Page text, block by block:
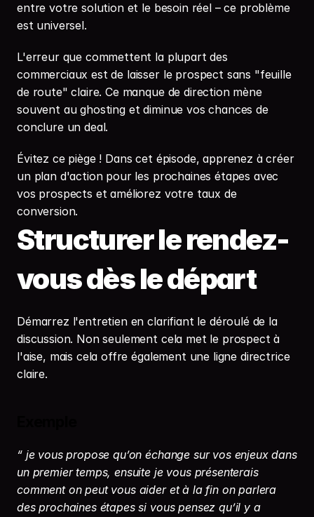
entre votre solution et le besoin réel – ce problème
est universel.
L'erreur que commettent la plupart des
commerciaux est de laisser le prospect sans "feuille
de route" claire. Ce manque de direction mène
souvent au ghosting et diminue vos chances de
conclure un deal.
Évitez ce piège ! Dans cet épisode, apprenez à créer
un plan d'action pour les prochaines étapes avec
vos prospects et améliorez votre taux de
conversion.
Structurer le rendez-
vous dès le départ
Démarrez l'entretien en clarifiant le déroulé de la
discussion. Non seulement cela met le prospect à
l'aise, mais cela offre également une ligne directrice
claire.
“ je vous propose qu’on échange sur vos enjeux dans
un premier temps, ensuite je vous présenterais
comment on peut vous aider et à la fin on parlera
des prochaines étapes si vous pensez qu’il y a